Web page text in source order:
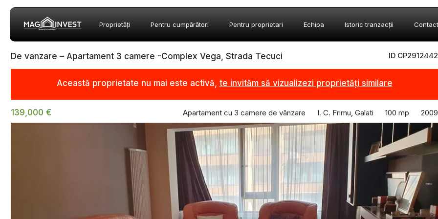
Proprietăți Pentru cumpărători Pentru proprietari Echipa Istoric tranzacții Contact
ID CP2912442
De vanzare – Apartament 3 camere -Complex Vega, Strada Tecuci
Această proprietate nu mai este activă, te invităm să vizualizezi proprietăți similare
139,000 € Apartament cu 3 camere de vânzare I. C. Frimu, Galati 100 mp 2009